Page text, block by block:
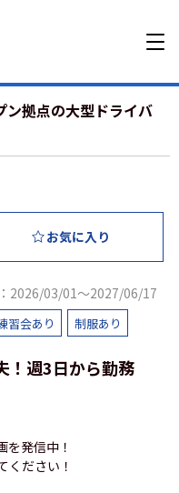
拠点の大型ドライバ
お気に入り
2026/03/01～2027/06/17
習会あり 制服あり
！週3日から勤務
を発信中！
ください！